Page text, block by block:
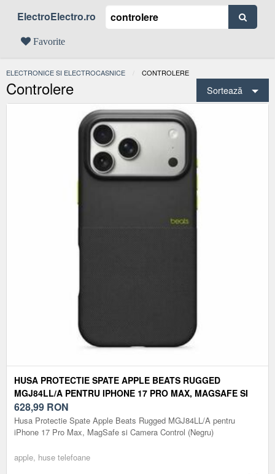
ElectroElectro.ro
Favorite
ELECTRONICE SI ELECTROCASNICE ACTUAL:
CONTROLERE
Controlere Sortează
HUSA PROTECTIE SPATE APPLE BEATS RUGGED
MGJ84LL/A PENTRU IPHONE 17 PRO MAX, MAGSAFE SI
CAMERA CONTROL (NEGRU)
628,99 RON
Husa Protectie Spate Apple Beats Rugged MGJ84LL/A pentru
iPhone 17 Pro Max, MagSafe si Camera Control (Negru)
apple, huse telefoane